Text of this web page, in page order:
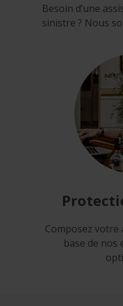
Besoin d’une
sinistre ? Nous
Composez votre
base de nos